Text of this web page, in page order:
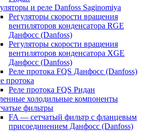
и реле Danfoss Saginomiya
Регуляторы скорости вращения
вентиляторов конденсатора RGE
Данфосс (Danfoss)
Регуляторы скорости вращения
вентиляторов конденсатора XGE
Данфосс (Danfoss)
Реле протока FQS Данфосс (Danfoss)
протока
Реле протока FQS Ридан
холодильные компоненты
фильтры
FA — сетчатый фильтр с фланцевым
присоединением Данфосс (Danfoss)